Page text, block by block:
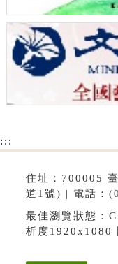
:::
住址：700005
道1號) | 電話：
最佳瀏覽狀態：
析度1920x1080